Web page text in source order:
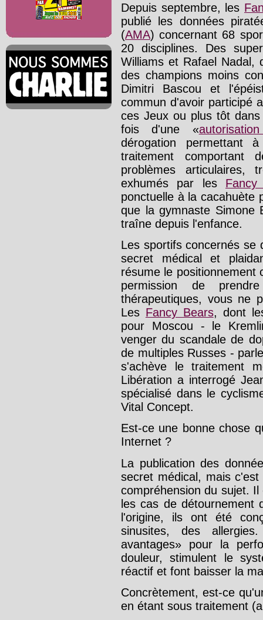
Depuis septembre, les
publié les données
(AMA) concernant 68
20 disciplines. Des
Williams et Rafael
des champions moins
Dimitri Bascou et
commun d'avoir participé
ces Jeux ou plus tôt
fois d'une «
dérogation permettant
traitement comportant
problèmes articulaires,
exhumés par les Fancy
ponctuelle à la cacahuète
que la gymnaste Simone
traîne depuis l'enfance.
Les sportifs concernés se
secret médical et
résume le positionnement
permission de
thérapeutiques, vous ne
Les Fancy Bears, dont
pour Moscou - le
venger du scandale de
de multiples Russes -
s'achève le traitement
Libération a interrogé
spécialisé dans le
Vital Concept.
Est-ce une bonne chose
Internet ?
La publication des
secret médical, mais
compréhension du sujet.
les cas de détournement
l'origine, ils ont été
sinusites, des
avantages» pour la
douleur, stimulent le
réactif et font baisser la
Concrètement, est-ce
en étant sous traitement